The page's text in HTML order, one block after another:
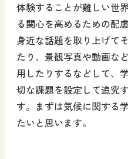
体験することが難しい世
る関心を高めるための配
身近な話題を取り上げて
たり、景観写真や動画な
用したりするなどして、
切な課題を設定して追究
す。まずは気候に関する
たいと思います。